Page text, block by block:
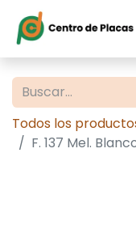
Todos los
F. 137 Mel.